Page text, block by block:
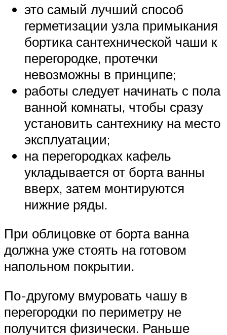
это самый лучший способ
герметизации узла примыкания
бортика сантехнической чаши к
перегородке, протечки
невозможны в принципе;
работы следует начинать с пола
ванной комнаты, чтобы сразу
установить сантехнику на место
эксплуатации;
на перегородках кафель
укладывается от борта ванны
вверх, затем монтируются
нижние ряды.
При облицовке от борта ванна
должна уже стоять на готовом
напольном покрытии.
По-другому вмуровать чашу в
перегородки по периметру не
получится физически. Раньше